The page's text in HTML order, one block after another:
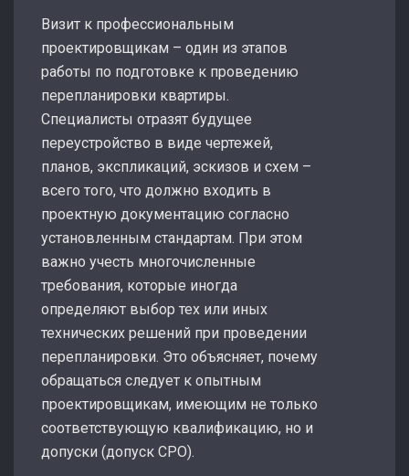
Визит к профессиональным
проектировщикам – один из этапов
работы по подготовке к проведению
перепланировки квартиры.
Специалисты отразят будущее
переустройство в виде чертежей,
планов, экспликаций, эскизов и схем –
всего того, что должно входить в
проектную документацию согласно
установленным стандартам. При этом
важно учесть многочисленные
требования, которые иногда
определяют выбор тех или иных
технических решений при проведении
перепланировки. Это объясняет, почему
обращаться следует к опытным
проектировщикам, имеющим не только
соответствующую квалификацию, но и
допуски (допуск СРО).